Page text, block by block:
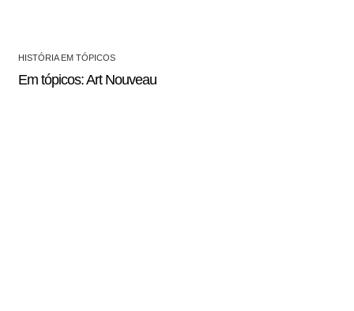
HISTÓRIA EM TÓPICOS
Em tópicos: Art Nouveau